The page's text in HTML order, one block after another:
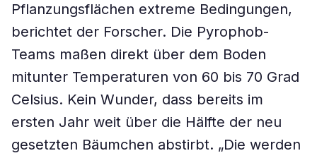
Pflanzungsflächen extreme Bedingungen,
berichtet der Forscher. Die Pyrophob-
Teams maßen direkt über dem Boden
mitunter Temperaturen von 60 bis 70 Grad
Celsius. Kein Wunder, dass bereits im
ersten Jahr weit über die Hälfte der neu
gesetzten Bäumchen abstirbt. „Die werden